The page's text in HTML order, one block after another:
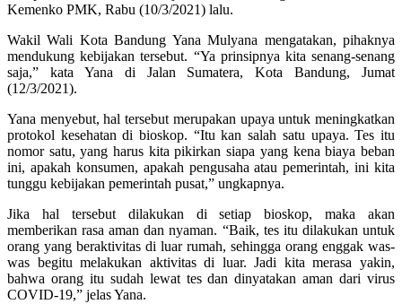
Kemenko PMK, Rabu (10/3/2021) lalu.
Wakil Wali Kota Bandung Yana Mulyana mengatakan, pihaknya
mendukung kebijakan tersebut. “Ya prinsipnya kita senang-senang
saja,” kata Yana di Jalan Sumatera, Kota Bandung, Jumat
(12/3/2021).
Yana menyebut, hal tersebut merupakan upaya untuk meningkatkan
protokol kesehatan di bioskop. “Itu kan salah satu upaya. Tes itu
nomor satu, yang harus kita pikirkan siapa yang kena biaya beban
ini, apakah konsumen, apakah pengusaha atau pemerintah, ini kita
tunggu kebijakan pemerintah pusat,” ungkapnya.
Jika hal tersebut dilakukan di setiap bioskop, maka akan
memberikan rasa aman dan nyaman. “Baik, tes itu dilakukan untuk
orang yang beraktivitas di luar rumah, sehingga orang enggak was-
was begitu melakukan aktivitas di luar. Jadi kita merasa yakin,
bahwa orang itu sudah lewat tes dan dinyatakan aman dari virus
COVID-19,” jelas Yana.